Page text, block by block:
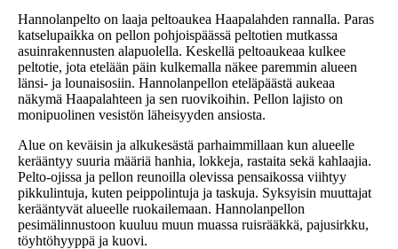
Hannolanpelto on laaja peltoaukea Haapalahden rannalla. Paras
katselupaikka on pellon pohjoispäässä peltotien mutkassa
asuinrakennusten alapuolella. Keskellä peltoaukeaa kulkee
peltotie, jota etelään päin kulkemalla näkee paremmin alueen
länsi- ja lounaisosiin. Hannolanpellon eteläpäästä aukeaa
näkymä Haapalahteen ja sen ruovikoihin. Pellon lajisto on
monipuolinen vesistön läheisyyden ansiosta.
Alue on keväisin ja alkukesästä parhaimmillaan kun alueelle
kerääntyy suuria määriä hanhia, lokkeja, rastaita sekä kahlaajia.
Pelto-ojissa ja pellon reunoilla olevissa pensaikossa viihtyy
pikkulintuja, kuten peippolintuja ja taskuja. Syksyisin muuttajat
kerääntyvät alueelle ruokailemaan. Hannolanpellon
pesimälinnustoon kuuluu muun muassa ruisrääkkä, pajusirkku,
töyhtöhyyppä ja kuovi.